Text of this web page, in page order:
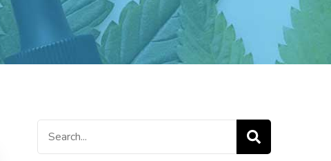
Search
for: